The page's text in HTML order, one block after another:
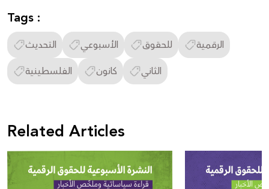
Tags :
التحديث الأسبوعي للحقوق
الرقمية
الفلسطينية
كانون الثاني
Related Articles